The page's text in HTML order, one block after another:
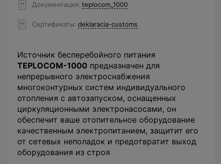
Документация teplocom_1000
Сертификаты deklaracia-customs
Источник бесперебойного питания
TEPLOCOM-1000 предназначен для
непрерывного электроснабжения
многоконтурных систем индивидуального
отопления с автозапуском, оснащенных
циркуляционными электронасосами, он
обеспечит ваше отопительное оборудование
качественным электропитанием, защитит его
от сетевых неполадок и предотвратит выход
оборудования из строя